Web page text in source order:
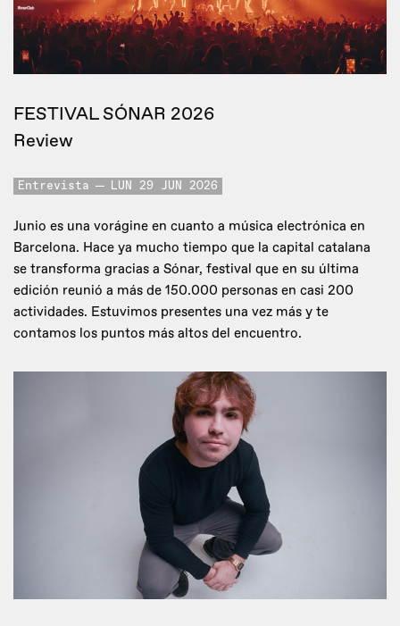
FESTIVAL SÓNAR 2026
Review
Entrevista LUN 29 JUN 2026
Junio es una vorágine en cuanto a música electrónica en
Barcelona. Hace ya mucho tiempo que la capital catalana
se transforma gracias a Sónar, festival que en su última
edición reunió a más de 150.000 personas en casi 200
actividades. Estuvimos presentes una vez más y te
contamos los puntos más altos del encuentro.